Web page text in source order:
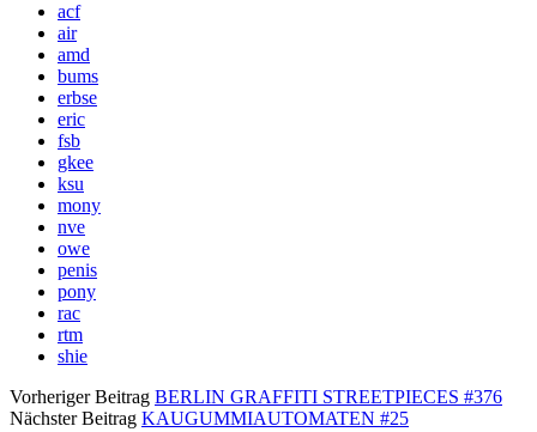
acf
air
amd
bums
erbse
eric
fsb
gkee
ksu
mony
nve
owe
penis
pony
rac
rtm
shie
Vorheriger Beitrag BERLIN GRAFFITI STREETPIECES #376
Nächster Beitrag KAUGUMMIAUTOMATEN #25